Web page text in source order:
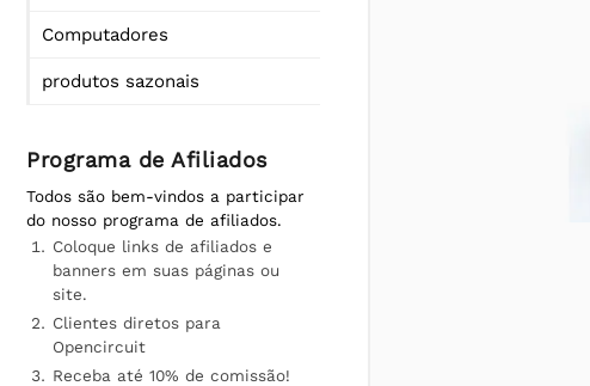
Computadores
produtos sazonais
Programa de Afiliados
Todos são bem-vindos a participar
do nosso programa de afiliados.
Coloque links de afiliados e
banners em suas páginas ou
site.
Clientes diretos para
Opencircuit
Receba até 10% de comissão!